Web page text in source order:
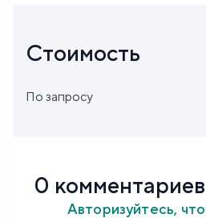
Стоимость
По запросу
0 комментариев
Авторизуйтесь,